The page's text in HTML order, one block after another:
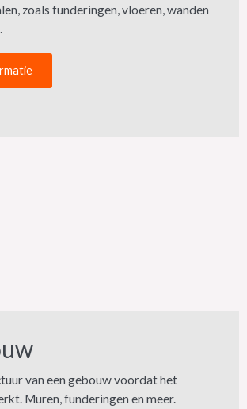
zoals funderingen, vloeren, wanden
van een gebouw voordat het
Muren, funderingen en meer.